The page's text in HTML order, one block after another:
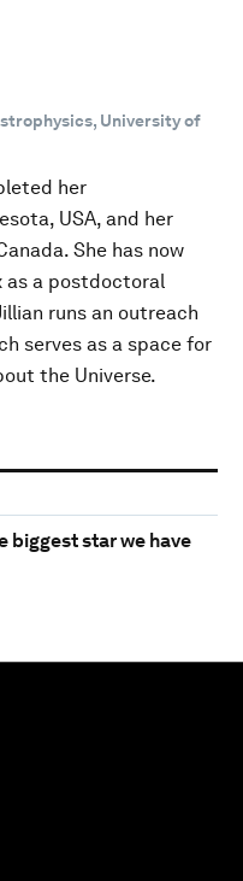
University of
her
USA, and her
She has now
as a postdoctoral
runs an outreach
serves as a space for
the Universe.
biggest star we have